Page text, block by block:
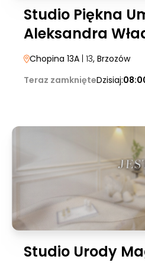
Studio Piękna
Aleksandra
Chopina 13A | 13, Brzozów
Teraz zamknięteDzisiaj:
Studio Urody